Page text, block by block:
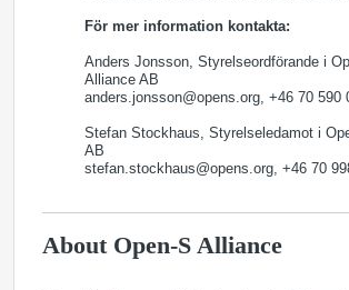
För mer information kontakta:
Anders Jonsson, Styrelseordförande i
Alliance AB
anders.jonsson@opens.org, +46 70 590
Stefan Stockhaus, Styrelseledamot i
AB
stefan.stockhaus@opens.org, +46 70
About Open-S Alliance